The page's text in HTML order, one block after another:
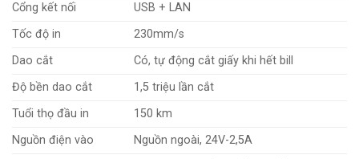
Cổng kết nối
USB + LAN
Tốc độ in
230mm/s
Dao cắt
Có, tự động cắt giấy khi hết bill
Độ bền dao cắt
1,5 triệu lần cắt
Tuổi thọ đầu in
150 km
Nguồn điện vào
Nguồn ngoài, 24V-2,5A